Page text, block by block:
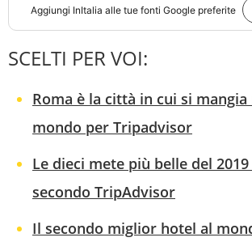
Aggiungi InItalia alle tue fonti Google preferite
SCELTI PER VOI:
Roma è la città in cui si mangia
mondo per Tripadvisor
Le dieci mete più belle del
secondo TripAdvisor
Il secondo miglior hotel al